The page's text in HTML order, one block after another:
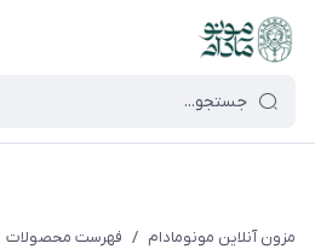
9oGygsJEdAZik
مزون آنلاین مونومادام / فهرست محصولات